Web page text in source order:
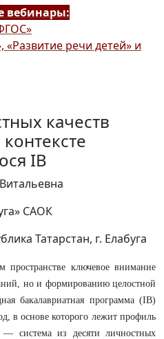
вебинары:
«Развитие речи детей» и
качеств
IB
САОК
Татарстан, г. Елабуга
пространстве ключевое внимание
но и формированию целостной
бакалавриатная программа (IB)
в основе которого лежит профиль
система из десяти личностных